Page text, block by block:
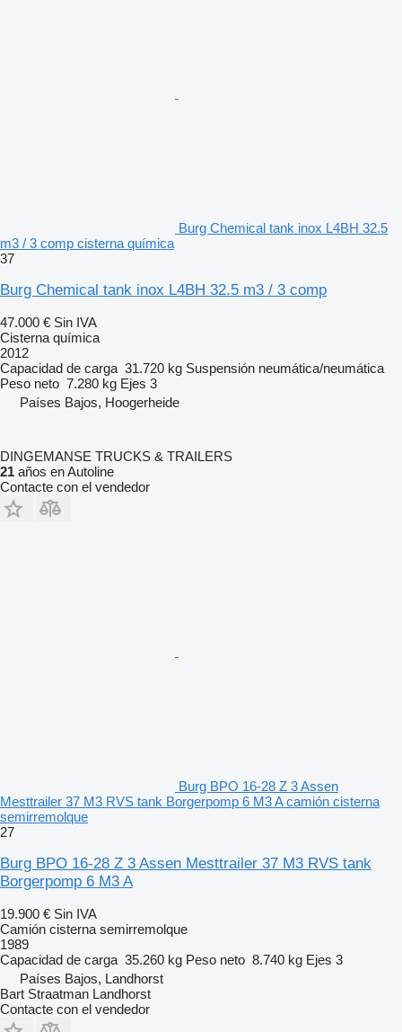
Burg Chemical tank inox L4BH 32.5
m3 / 3 comp cisterna química
37
Burg Chemical tank inox L4BH 32.5 m3 / 3 comp
47.000 € Sin IVA
Cisterna química
2012
Capacidad de carga 31.720 kg Suspensión neumática/neumática
Peso neto 7.280 kg Ejes 3
Países Bajos, Hoogerheide
DINGEMANSE TRUCKS & TRAILERS
21 años en Autoline
Contacte con el vendedor
Burg BPO 16-28 Z 3 Assen
Mesttrailer 37 M3 RVS tank Borgerpomp 6 M3 A camión cisterna
semirremolque
27
Burg BPO 16-28 Z 3 Assen Mesttrailer 37 M3 RVS tank
Borgerpomp 6 M3 A
19.900 € Sin IVA
Camión cisterna semirremolque
1989
Capacidad de carga 35.260 kg Peso neto 8.740 kg Ejes 3
Países Bajos, Landhorst
Bart Straatman Landhorst
Contacte con el vendedor